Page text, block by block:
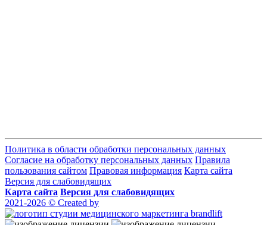
Политика в области обработки персональных данных
Согласие на обработку персональных данных Правила
пользования сайтом Правовая информация Карта сайта
Версия для слабовидящих
Карта сайта Версия для слабовидящих
2021-2026 © Created by